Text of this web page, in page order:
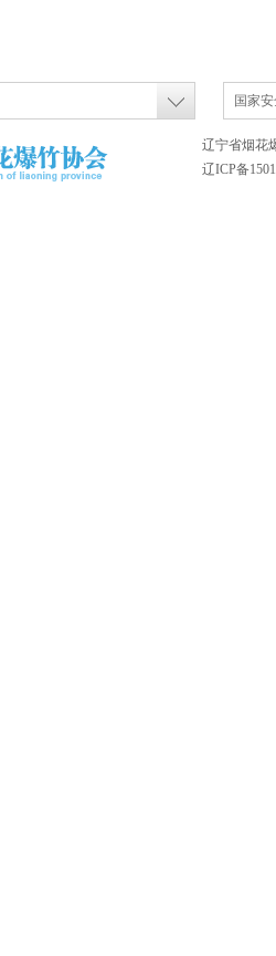
国家
辽宁省烟花
辽ICP备